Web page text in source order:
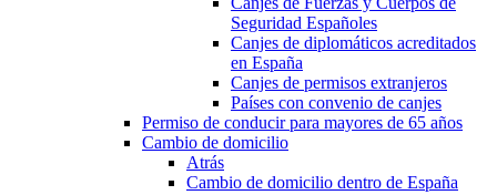
Seguridad Españoles
Canjes de diplomáticos acreditados
en España
Canjes de permisos extranjeros
Países con convenio de canjes
Permiso de conducir para mayores de 65 años
Cambio de domicilio
Atrás
Cambio de domicilio dentro de España